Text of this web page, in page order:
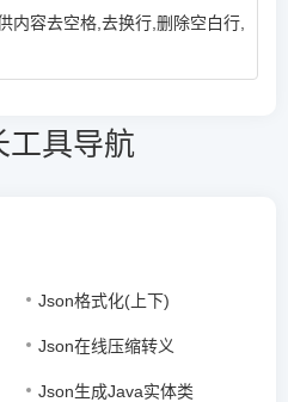
内容去空格,去换行,删除空白行,
工具导航
Json格式化(上下)
Json在线压缩转义
Json生成Java实体类